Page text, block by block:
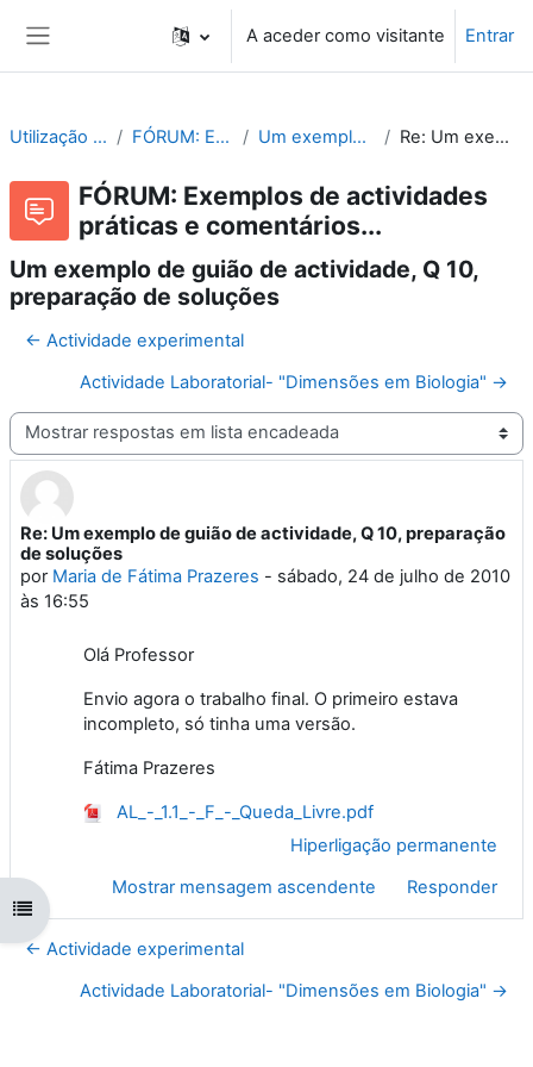
A aceder como visitante Entrar
Abrir índice da disciplina
Utilização e Organização de Laboratórios Escolares FÓRUM: Exemplos de actividades práticas e comentários... Um exemplo de guião de actividade, Q 10, preparação de soluções Re: Um exemplo de guião de actividade, Q 10, preparação de soluções
FÓRUM: Exemplos de actividades
práticas e comentários...
Um exemplo de guião de actividade, Q 10,
preparação de soluções
← Actividade experimental
Actividade Laboratorial- "Dimensões em Biologia" →
Modo de visualização
Re: Um exemplo de guião de actividade, Q 10, preparação
de soluções
por Maria de Fátima Prazeres - sábado, 24 de julho de 2010
às 16:55
Número de respostas: 0
Olá Professor
Envio agora o trabalho final. O primeiro estava
incompleto, só tinha uma versão.
Fátima Prazeres
AL_-_1.1_-_F_-_Queda_Livre.pdf
Hiperligação permanente
Mostrar mensagem ascendente
Responder
← Actividade experimental
Actividade Laboratorial- "Dimensões em Biologia" →